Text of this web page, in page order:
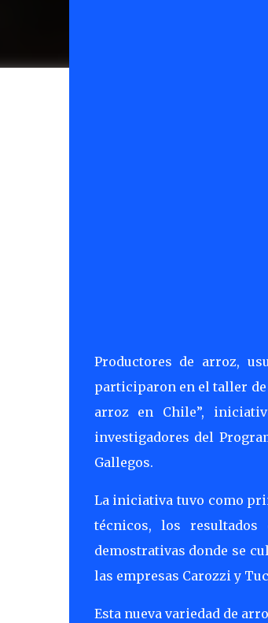
Productores de arroz,
participaron en el taller de
arroz en Chile”,
investigadores del
Gallegos.
La iniciativa tuvo como
técnicos, los
demostrativas donde se
las empresas Carozzi y
Esta nueva variedad de